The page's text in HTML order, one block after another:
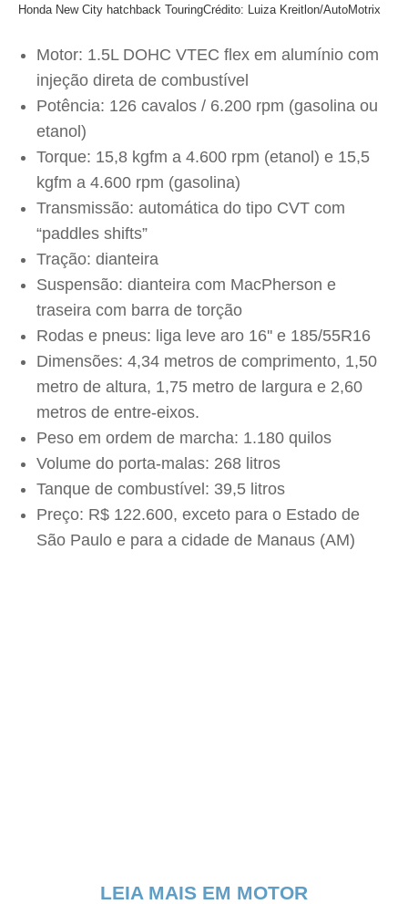
Honda New City hatchback TouringCrédito: Luiza Kreitlon/AutoMotrix
Motor: 1.5L DOHC VTEC flex em alumínio com
injeção direta de combustível
Potência: 126 cavalos / 6.200 rpm (gasolina ou
etanol)
Torque: 15,8 kgfm a 4.600 rpm (etanol) e 15,5
kgfm a 4.600 rpm (gasolina)
Transmissão: automática do tipo CVT com
“paddles shifts”
Tração: dianteira
Suspensão: dianteira com MacPherson e
traseira com barra de torção
Rodas e pneus: liga leve aro 16'' e 185/55R16
Dimensões: 4,34 metros de comprimento, 1,50
metro de altura, 1,75 metro de largura e 2,60
metros de entre-eixos.
Peso em ordem de marcha: 1.180 quilos
Volume do porta-malas: 268 litros
Tanque de combustível: 39,5 litros
Preço: R$ 122.600, exceto para o Estado de
São Paulo e para a cidade de Manaus (AM)
LEIA MAIS EM MOTOR